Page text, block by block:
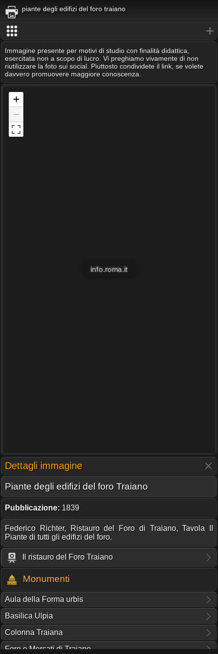
piante degli edifizi del foro traiano
Immagine presente per motivi di studio con finalità didattica,
esercitata non a scopo di lucro. Vi preghiamo vivamente di non
riutilizzare la foto sui social. Piuttosto condividete il link, se volete
davvero promuovere maggiore conoscenza.
+
−
info.roma.it
Dettagli immagine
Piante degli edifizi del foro Traiano
Pubblicazione: 1839
Federico Richter, Ristauro del Foro di Traiano, Tavola II
Piante di tutti gli edifizi del foro.
Il ristauro del Foro Traiano
Monumenti
Aula della Forma urbis
Basilica Ulpia
Colonna Traiana
Foro e Mercati di Traiano